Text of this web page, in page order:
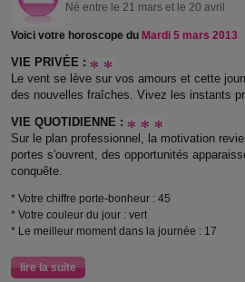
Né entre le 21 mars et le 20 avril
Voici votre horoscope du Mardi 5 mars 2013
VIE PRIVÉE :
Le vent se lève sur vos amours et cette
des nouvelles fraîches. Vivez les instants
VIE QUOTIDIENNE :
Sur le plan professionnel, la motivation
portes s'ouvrent, des opportunités
conquête.
* Votre chiffre porte-bonheur : 45
* Votre couleur du jour : vert
* Le meilleur moment dans la journée : 17
lire la suite